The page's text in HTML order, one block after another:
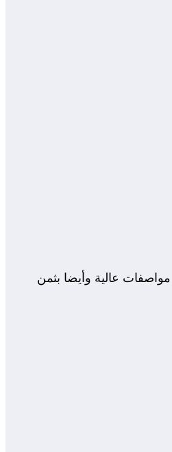
عالية وأيضا بثمن